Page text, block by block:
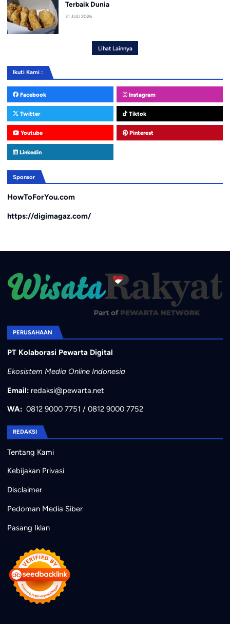
Terbaik Dunia
31 JULI 2026
Lihat Lainnya
Ikuti Kami :
Facebook Instagram
Twitter Tiktok
Youtube Pinterest
Linkedin
Sponsor
HowToForYou.com
https://digimagaz.com/
PERUSAHAAN
PT Kolaborasi Pewarta Digital
Ekosistem Media Online Indonesia
Email: redaksi@pewarta.net
WA: 0812 9000 7751 / 0812 9000 7752
REDAKSI
Tentang Kami
Kebijakan Privasi
Disclaimer
Pedoman Media Siber
Pasang Iklan